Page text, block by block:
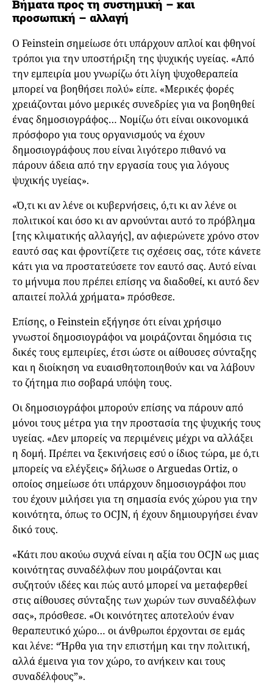
Βήματα προς τη συστημική – και
προσωπική – αλλαγή
Ο Feinstein σημείωσε ότι υπάρχουν απλοί και φθηνοί
τρόποι για την υποστήριξη της ψυχικής υγείας. «Από
την εμπειρία μου γνωρίζω ότι λίγη ψυχοθεραπεία
μπορεί να βοηθήσει πολύ» είπε. «Μερικές φορές
χρειάζονται μόνο μερικές συνεδρίες για να βοηθηθεί
ένας δημοσιογράφος… Νομίζω ότι είναι οικονομικά
πρόσφορο για τους οργανισμούς να έχουν
δημοσιογράφους που είναι λιγότερο πιθανό να
πάρουν άδεια από την εργασία τους για λόγους
ψυχικής υγείας».
«Ό,τι κι αν λένε οι κυβερνήσεις, ό,τι κι αν λένε οι
πολιτικοί και όσο κι αν αρνούνται αυτό το πρόβλημα
[της κλιματικής αλλαγής], αν αφιερώνετε χρόνο στον
εαυτό σας και φροντίζετε τις σχέσεις σας, τότε κάνετε
κάτι για να προστατεύσετε τον εαυτό σας. Αυτό είναι
το μήνυμα που πρέπει επίσης να διαδοθεί, κι αυτό δεν
απαιτεί πολλά χρήματα» πρόσθεσε.
Επίσης, ο Feinstein εξήγησε ότι είναι χρήσιμο
γνωστοί δημοσιογράφοι να μοιράζονται δημόσια τις
δικές τους εμπειρίες, έτσι ώστε οι αίθουσες σύνταξης
και η διοίκηση να ευαισθητοποιηθούν και να λάβουν
το ζήτημα πιο σοβαρά υπόψη τους.
Οι δημοσιογράφοι μπορούν επίσης να πάρουν από
μόνοι τους μέτρα για την προστασία της ψυχικής τους
υγείας. «Δεν μπορείς να περιμένεις μέχρι να αλλάξει
η δομή. Πρέπει να ξεκινήσεις εσύ ο ίδιος τώρα, με ό,τι
μπορείς να ελέγξεις» δήλωσε ο Arguedas Ortiz, ο
οποίος σημείωσε ότι υπάρχουν δημοσιογράφοι που
του έχουν μιλήσει για τη σημασία ενός χώρου για την
κοινότητα, όπως το OCJN, ή έχουν δημιουργήσει έναν
δικό τους.
«Κάτι που ακούω συχνά είναι η αξία του OCJN ως μιας
κοινότητας συναδέλφων που μοιράζονται και
συζητούν ιδέες και πώς αυτό μπορεί να μεταφερθεί
στις αίθουσες σύνταξης των χωρών των συναδέλφων
σας», πρόσθεσε. «Οι κοινότητες αποτελούν έναν
θεραπευτικό χώρο… οι άνθρωποι έρχονται σε εμάς
και λένε: “Ήρθα για την επιστήμη και την πολιτική,
αλλά έμεινα για τον χώρο, το ανήκειν και τους
συναδέλφους”».